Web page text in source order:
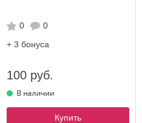
0
0
+ 3 бонуса
100 руб.
Купить